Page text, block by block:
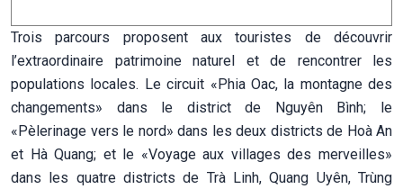
Trois parcours proposent aux touristes de découvrir
l’extraordinaire patrimoine naturel et de rencontrer les
populations locales. Le circuit «Phia Oac, la montagne des
changements» dans le district de Nguyên Bình; le
«Pèlerinage vers le nord» dans les deux districts de Hoà An
et Hà Quang; et le «Voyage aux villages des merveilles»
dans les quatre districts de Trà Linh, Quang Uyên, Trùng